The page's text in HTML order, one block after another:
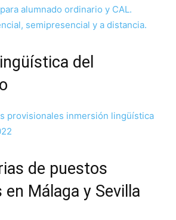
alumnado ordinario y CAL.
semipresencial y a distancia.
del
provisionales inmersión lingüística
de puestos
Málaga y Sevilla